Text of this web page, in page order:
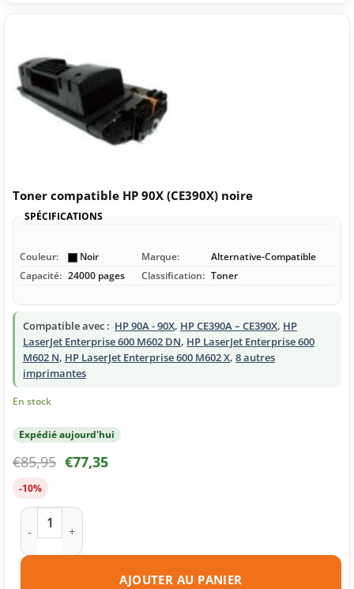
Toner compatible HP 90X (CE390X) noire
SPÉCIFICATIONS
Couleur: Noir Marque:
Alternative-Compatible
Capacité: 24000 pages Classification: Toner
Compatible avec : HP 90A - 90X, HP CE390A – CE390X, HP
LaserJet Enterprise 600 M602 DN, HP LaserJet Enterprise 600
M602 N, HP LaserJet Enterprise 600 M602 X, 8 autres
imprimantes
En stock
Expédié aujourd'hui
€85,95 €77,35
-10%
quantité de Toner compatible HP 90X (CE390X) noire
AJOUTER AU PANIER